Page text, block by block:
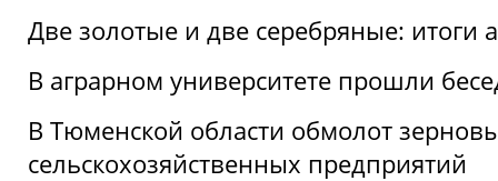
Две золотые и две серебряные:
В аграрном университете прошли
В Тюменской области обмолот
сельскохозяйственных предприятий